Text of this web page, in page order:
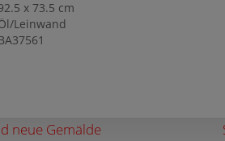
x 73.5 cm
Leinwand
neue Gemälde